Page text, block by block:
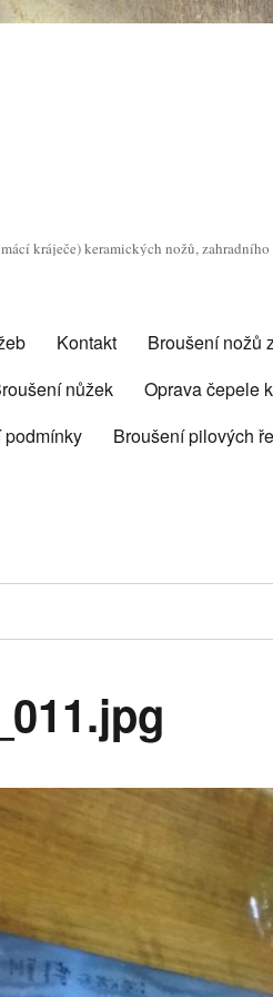
kráječe) keramických nožů,
Kontakt Broušení nožů
nůžek Oprava čepele
podmínky Broušení pilových